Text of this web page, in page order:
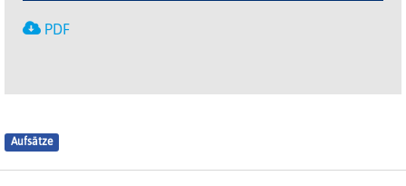
PDF
Aufsätze